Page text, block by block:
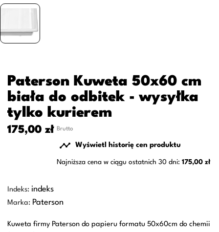
Paterson Kuweta 50x60 cm
biała do odbitek - wysyłka
tylko kurierem
175,00 zł Brutto
 Wyświetl historię cen produktu
Najniższa cena w ciągu ostatnich 30 dni: 175,00 zł
Indeks: indeks
Marka: Paterson
Kuweta firmy Paterson do papieru formatu 50x60cm do chemii